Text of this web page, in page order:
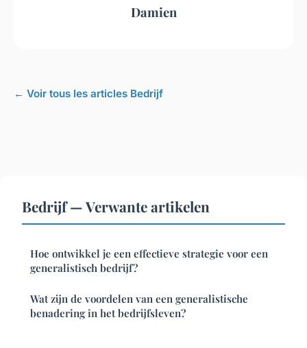
Damien
← Voir tous les articles Bedrijf
Bedrijf — Verwante artikelen
Hoe ontwikkel je een effectieve strategie voor een
generalistisch bedrijf?
Wat zijn de voordelen van een generalistische
benadering in het bedrijfsleven?